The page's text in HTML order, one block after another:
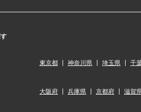
東京都 神奈川県 埼玉県 千
大阪府 兵庫県 京都府 滋賀